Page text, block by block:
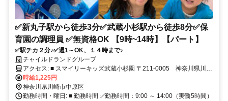
✅新丸子駅から徒歩3分✅武蔵小杉駅から徒歩8分✅保
育園の調理員 ✅無資格OK 【9時~14時】【パート】
✅駅チカ２分♪✅週1～OK、１４時まで♪
チャイルドランドグループ
アクセス: ■ スマイリーキッズ武蔵小杉園 〒211-0005 神奈川県川崎
市中原区新丸子町729 ラフィネコート102 東急目黒線 新丸子駅から
徒歩3分 JR南武線 武蔵小杉駅から徒歩8分
時給1,225円
神奈川県川崎市中原区
勤務時間・曜日: ■ 勤務時間 ✅勤務時間：9:00 ～ 14:00（実働5時間）